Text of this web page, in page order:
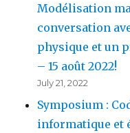
Modélisation
conversation
physique et un
– 15 août 2022!
July 21, 2022
Symposium :
informatique et